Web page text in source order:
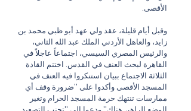
الأقصى.
وقبل أيام قليلة، عقد ولي عهد أبو ظبي محمد بن
زايد، والعاهل الأردني الملك عبد الله الثاني،
والرئيس المصري السيسي، اجتماعاً عاجلاً في
القاهرة لبحث العنف في القدس. اختتم القادة
الثلاثة الاجتماع ببيان استنكروا فيه العنف في
المسجد الأقصى وأكدوا على "ضرورة وقف أي
ممارسات تنتهك حرمة المسجد الحرام وتغير